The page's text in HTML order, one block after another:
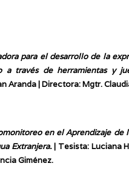
para el desarrollo de la
a través de herramientas y
Aranda | Directora: Mgtr.
en el Aprendizaje de
Extranjera.| Tesista: Luciana
Giménez.